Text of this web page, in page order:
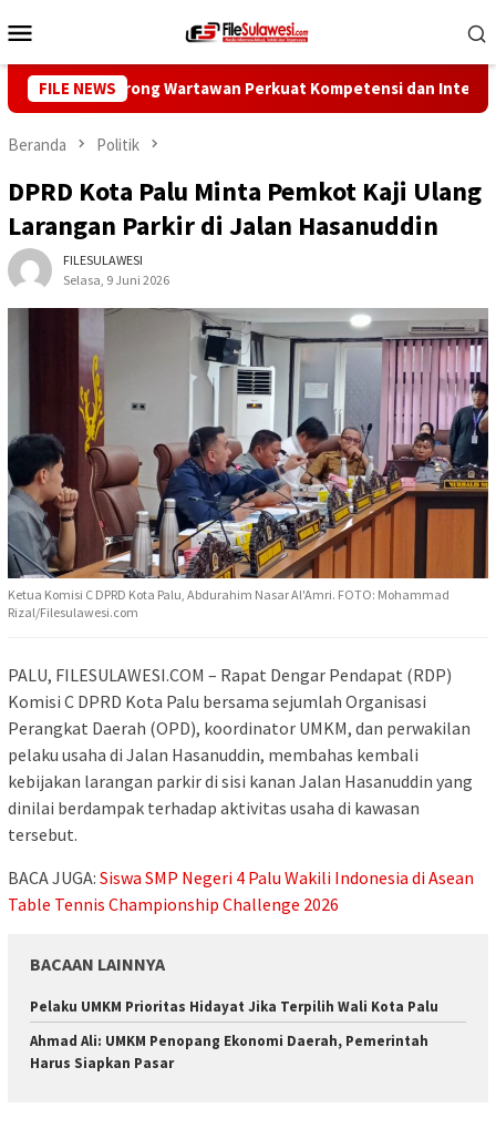
ke
Mobile
FILE NEWS
Pers Dorong Wartawan Perkuat Kompetensi dan Integritas di
Beranda Politik
DPRD Kota Palu Minta Pemkot Kaji Ulang
Larangan Parkir di Jalan Hasanuddin
FILESULAWESI
Selasa, 9 Juni 2026
Ketua Komisi C DPRD Kota Palu, Abdurahim Nasar Al'Amri. FOTO: Mohammad
Rizal/Filesulawesi.com
PALU, FILESULAWESI.COM – Rapat Dengar Pendapat (RDP)
Komisi C DPRD Kota Palu bersama sejumlah Organisasi
Perangkat Daerah (OPD), koordinator UMKM, dan perwakilan
pelaku usaha di Jalan Hasanuddin, membahas kembali
kebijakan larangan parkir di sisi kanan Jalan Hasanuddin yang
dinilai berdampak terhadap aktivitas usaha di kawasan
tersebut.
BACA JUGA: Siswa SMP Negeri 4 Palu Wakili Indonesia di Asean
Table Tennis Championship Challenge 2026
BACAAN LAINNYA
Pelaku UMKM Prioritas Hidayat Jika Terpilih Wali Kota Palu
Ahmad Ali: UMKM Penopang Ekonomi Daerah, Pemerintah
Harus Siapkan Pasar